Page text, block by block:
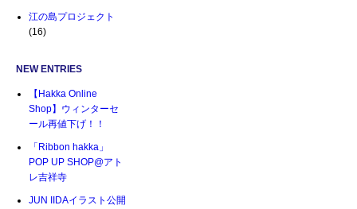
江の島プロジェクト
(16)
NEW ENTRIES
【Hakka Online
Shop】ウィンターセ
ール再値下げ！！
「Ribbon hakka」
POP UP SHOP@アト
レ吉祥寺
JUN IIDAイラスト公開